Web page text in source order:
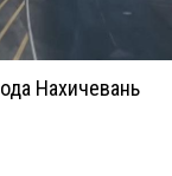
Нахичевань